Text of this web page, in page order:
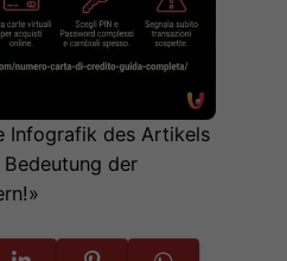
Infografik des Artikels
der